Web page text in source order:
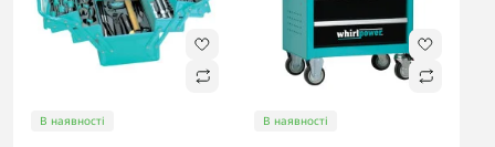
В наявності В наявності